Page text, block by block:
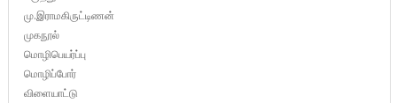
மு.இராமகிருட்டிணன்
முகநூல்
மொழிபெயர்ப்பு
மொழிப்போர்
விளையாட்டு